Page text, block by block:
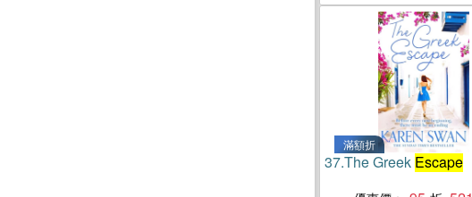
滿額折
37.The Greek Escape